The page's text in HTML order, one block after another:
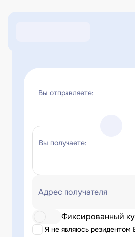
Вы отправляете:
Вы получаете:
Адрес получателя
Я не являюсь
Фиксированный